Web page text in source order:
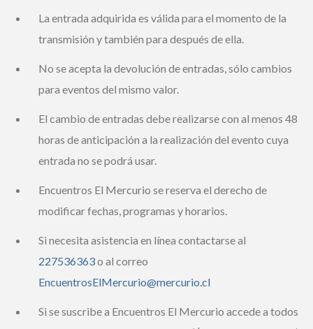
La entrada adquirida es válida para el momento de la
transmisión y también para después de ella.
No se acepta la devolución de entradas, sólo cambios
para eventos del mismo valor.
El cambio de entradas debe realizarse con al menos
48 horas de anticipación a la realización del evento
cuya entrada no se podrá usar.
Encuentros El Mercurio se reserva el derecho de
modificar fechas, programas y horarios.
Si necesita asistencia en línea contactarse al
227536363o al correo
EncuentrosElMercurio@mercurio.cl
Si se suscribe a Encuentros El Mercurio accede a